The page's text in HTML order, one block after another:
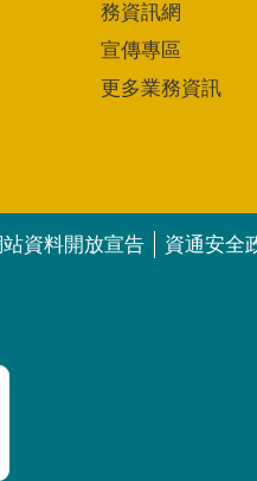
務資訊網
宣傳專區
更多業務資訊
資料開放宣告 資通安全